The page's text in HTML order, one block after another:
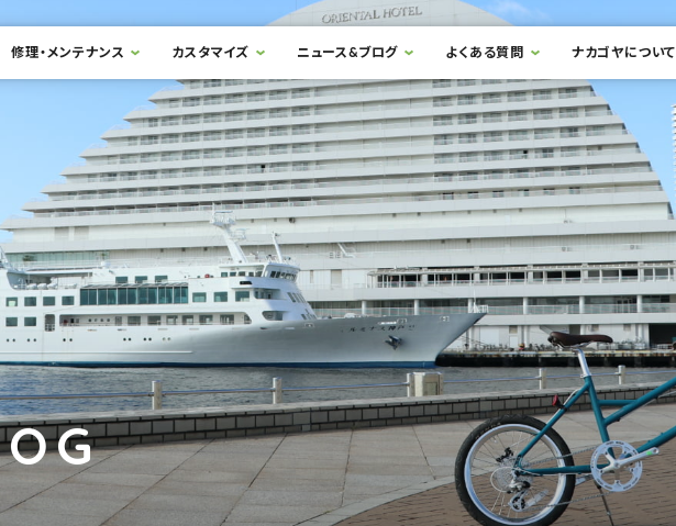
修理・メンテナンス カスタマイズ ニュース&ブログ よくある質問 ナカゴヤについて